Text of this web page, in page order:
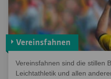
Vereinsfahnen
Vereinsfahnen sind die stillen
Leichtathletik und allen